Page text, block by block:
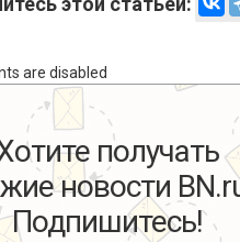
are disabled
получать
новости
Подпишитесь!